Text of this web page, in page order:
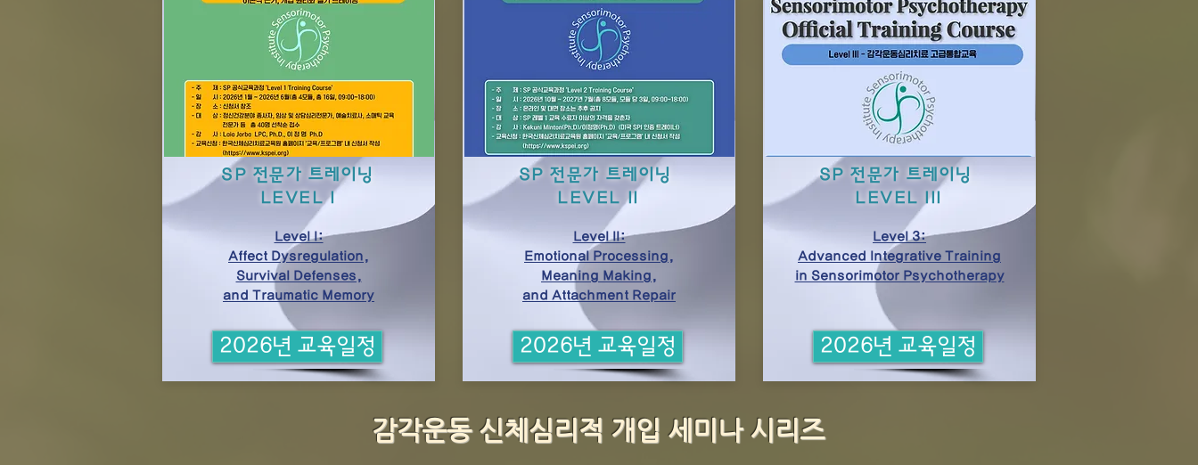
SP 전문가 트레이닝
LEVEL I
Level I:
Affect Dysregulation,
Survival Defenses,
and Traumatic Memory
2026년 교육일정
SP 전문가 트레이닝
LEVEL II
Level II:
Emotional Processing,
Meaning Making,
and Attachment Repair
2026년 교육일정
SP 전문가 트레이닝
LEVEL III
Level 3:
Advanced Integrative Training
in Sensorimotor Psychotherapy
2026년 교육일정
감각운동 신체심리적 개입 세미나 시리즈​